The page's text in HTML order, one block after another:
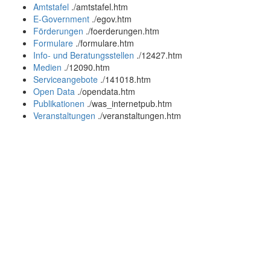
Amtstafel ./amtstafel.htm
E-Government ./egov.htm
Förderungen ./foerderungen.htm
Formulare ./formulare.htm
Info- und Beratungsstellen ./12427.htm
Medien ./12090.htm
Serviceangebote ./141018.htm
Open Data ./opendata.htm
Publikationen ./was_internetpub.htm
Veranstaltungen ./veranstaltungen.htm